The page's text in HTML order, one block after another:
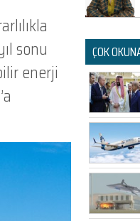
sonu
enerji
ÇOK